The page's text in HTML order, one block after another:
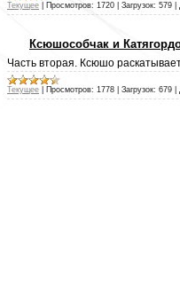
Текущее Просмотров: 1720 Загрузок: 579
Ксюшособчак и
Часть вторая. Ксюшо
Текущее Просмотров: 1778 Загрузок: 679